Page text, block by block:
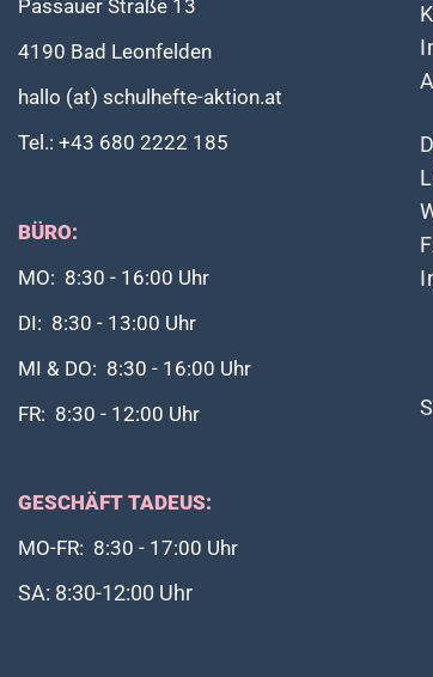
Passauer Straße 13
4190 Bad Leonfelden
hallo (at) schulhefte-aktion.at
Tel.: +43 680 2222 185
BÜRO:
MO: 8:30 - 16:00 Uhr
DI: 8:30 - 13:00 Uhr
MI & DO: 8:30 - 16:00 Uhr
FR: 8:30 - 12:00 Uhr
GESCHÄFT TADEUS:
MO-FR: 8:30 - 17:00 Uhr
SA: 8:30-12:00 Uhr